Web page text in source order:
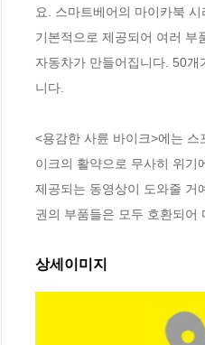
요. 스마트베어의 마이카북
기본적으로 제공되어 여러 부
자동차가 만들어집니다. 50
니다.
<용감한 사륜 바이크>에는
이크의 활약으로 무사히 위기
제공되는 동영상이 도와줄 거
권의 부품들은 모두 호환되어
상세이미지